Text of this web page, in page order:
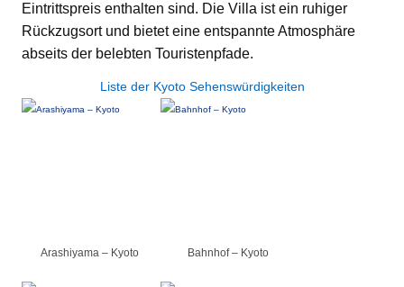
Eintrittspreis enthalten sind. Die Villa ist ein ruhiger
Rückzugsort und bietet eine entspannte Atmosphäre
abseits der belebten Touristenpfade.
Liste der Kyoto Sehenswürdigkeiten
Arashiyama – Kyoto Bahnhof – Kyoto